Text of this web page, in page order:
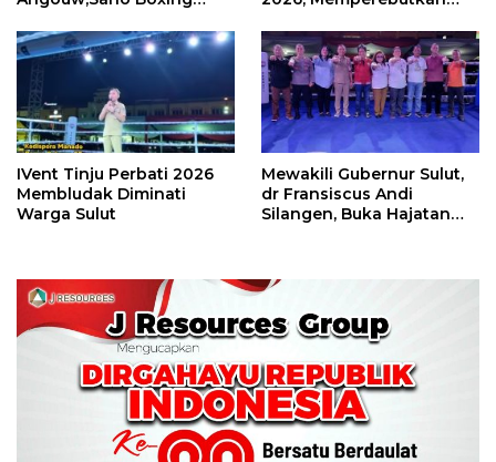
Perbati 2026
IVent Tinju Perbati 2026
Membludak Diminati
Warga Sulut
Mewakili Gubernur Sulut,
dr Fransiscus Andi
Silangen, Buka Hajatan